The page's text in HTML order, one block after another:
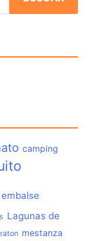
camping
embalse
Lagunas de
mestanza